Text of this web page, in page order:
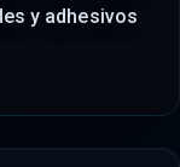
y adhesivos